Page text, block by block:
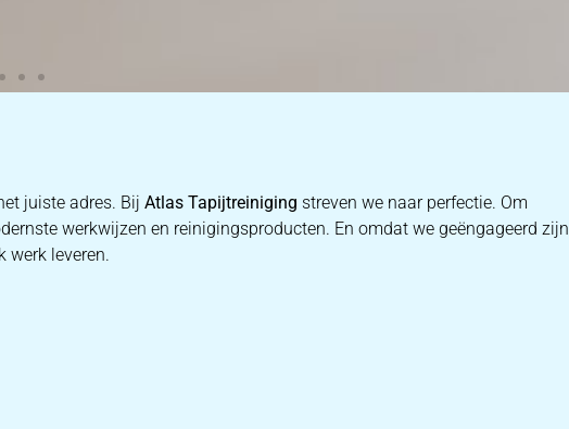
juiste adres. Bij Atlas Tapijtreiniging streven we naar perfectie. Om
werkwijzen en reinigingsproducten. En omdat we geëngageerd zijn
werk leveren.